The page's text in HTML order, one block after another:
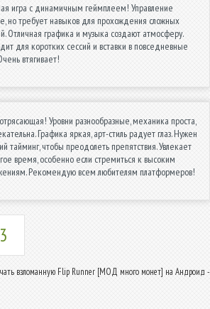
игра с динамичным геймплеем! Управление
но требует навыков для прохождения сложных
Отличная графика и музыка создают атмосферу.
для коротких сессий и вставки в повседневные
втягивает!
Уровни разнообразные, механика проста,
Графика яркая, арт-стиль радует глаз. Нужен
тайминг, чтобы преодолеть препятствия. Увлекает
время, особенно если стремиться к высоким
Рекомендую всем любителям платформеров!
3
взломанную Flip Runner [МОД много монет] на Андроид -